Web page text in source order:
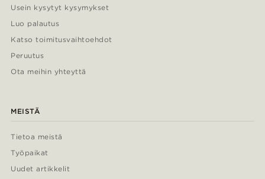
Usein kysytyt kysymykset
Luo palautus
Katso toimitusvaihtoehdot
Peruutus
Ota meihin yhteyttä
MEISTÄ
Tietoa meistä
Työpaikat
Uudet artikkelit